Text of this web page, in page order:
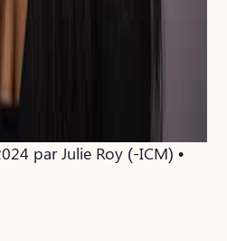
par Julie Roy (-ICM) •